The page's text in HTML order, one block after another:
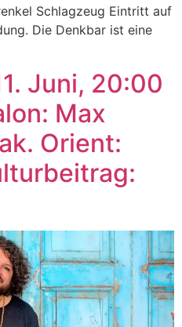
Schlagzeug Eintritt auf
Die Denkbar ist eine
Juni, 20:00
Max
Orient: